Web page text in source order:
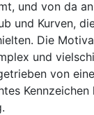
und von da
und Kurven,
Die
und
von